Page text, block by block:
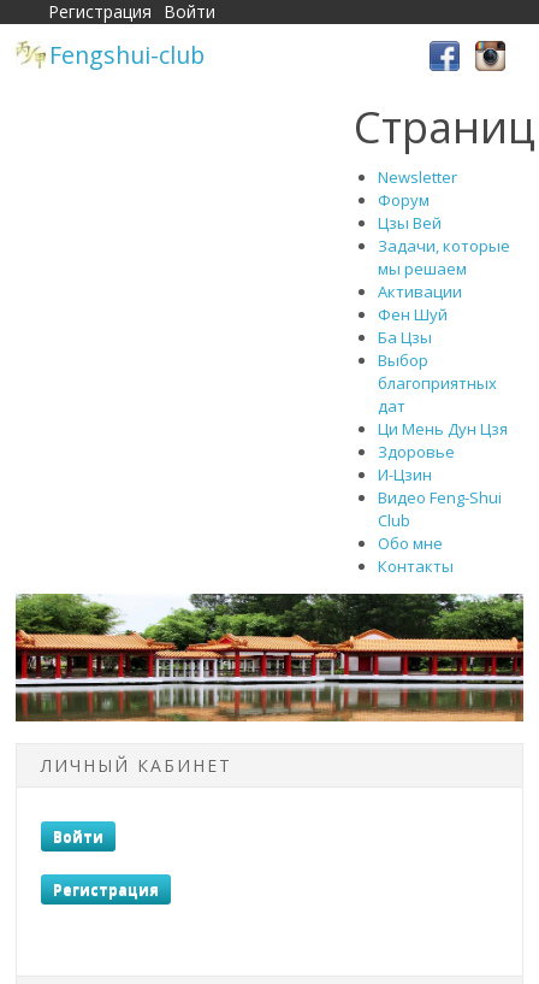
Fengshui-club
Newsletter
Форум
Цзы Вей
Задачи, которые
мы решаем
Активации
Фен Шуй
Ба Цзы
Выбор
благоприятных
дат
Ци Мень Дун Цзя
Здоровье
И-Цзин
Видео Feng-Shui
Club
Обо мне
Контакты
ЛИЧНЫЙ КАБИНЕТ
Регистрация Войти